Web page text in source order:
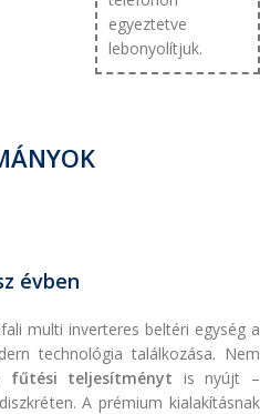
egyeztetve
lebonyolítjuk.
évben
multi inverteres beltéri egység a
technológia találkozása. Nem
fűtési teljesítményt is nyújt –
A prémium kialakításnak